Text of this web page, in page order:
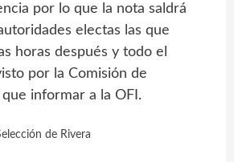
por lo que la nota saldrá
electas las que
horas después y todo el
por la Comisión de
informar a la OFI.
de Rivera